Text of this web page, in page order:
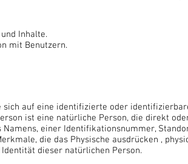
Inhalte.
mit Benutzern.
sich auf eine identifizierte oder
ist eine natürliche Person, die direkt
einer Identifikationsnummer,
die das Physische ausdrücken ,
dieser natürlichen Person.